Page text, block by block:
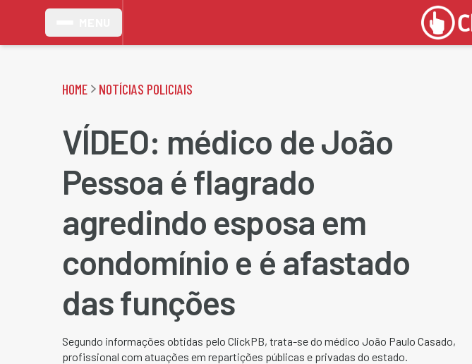
HOME NOTÍCIAS POLICIAIS
VÍDEO: médico de João
Pessoa é flagrado
agredindo esposa em
condomínio e é afastado
das funções
Segundo informações obtidas pelo ClickPB, trata-se do médico João Paulo Casado,
profissional com atuações em repartições públicas e privadas do estado.